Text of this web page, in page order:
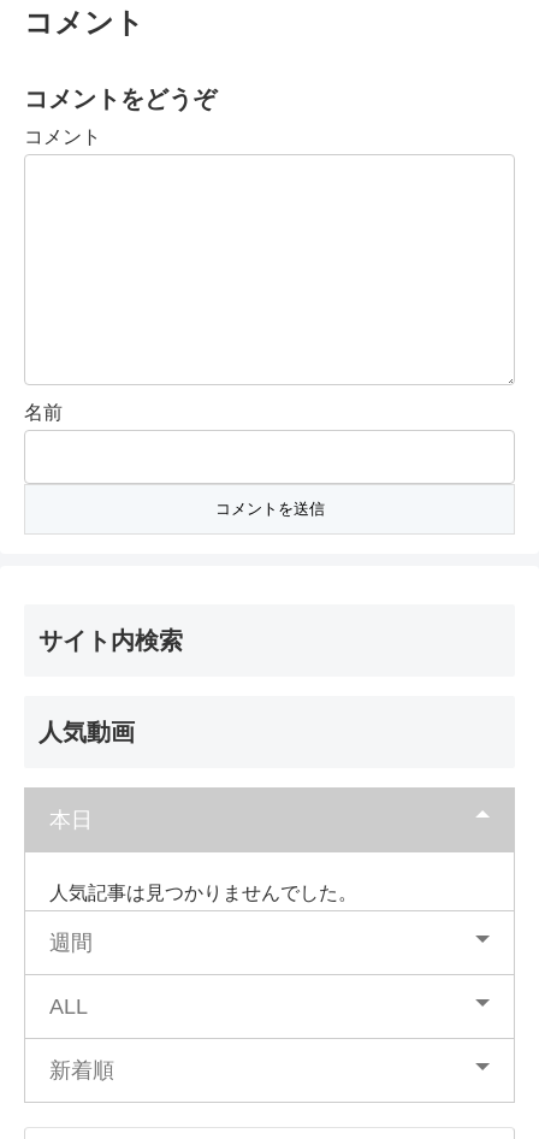
コメント
コメントをどうぞ
コメント
名前
サイト内検索
人気動画
本日
人気記事は見つかりませんでした。
週間
ALL
新着順